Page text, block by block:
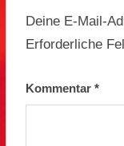
Deine E-Mail-
Erforderliche
Kommentar *